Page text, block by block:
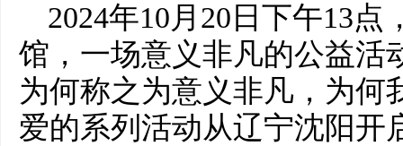
2024年10月20日下午13
馆，一场意义非凡的公益活
为何称之为意义非凡，为何
爱的系列活动从辽宁沈阳开